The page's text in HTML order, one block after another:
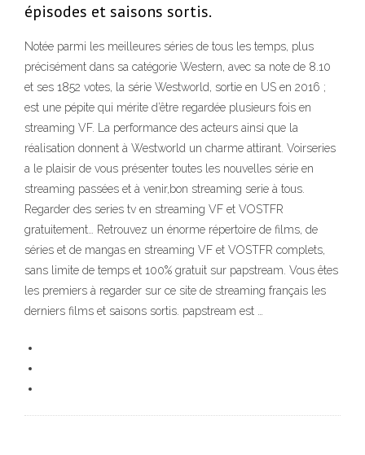
épisodes et saisons sortis.
Notée parmi les meilleures séries de tous les temps, plus
précisément dans sa catégorie Western, avec sa note de 8.10
et ses 1852 votes, la série Westworld, sortie en US en 2016 ;
est une pépite qui mérite d’être regardée plusieurs fois en
streaming VF. La performance des acteurs ainsi que la
réalisation donnent à Westworld un charme attirant. Voirseries
a le plaisir de vous présenter toutes les nouvelles série en
streaming passées et à venir,bon streaming serie à tous.
Regarder des series tv en streaming VF et VOSTFR
gratuitement… Retrouvez un énorme répertoire de films, de
séries et de mangas en streaming VF et VOSTFR complets,
sans limite de temps et 100% gratuit sur papstream. Vous êtes
les premiers à regarder sur ce site de streaming français les
derniers films et saisons sortis. papstream est …